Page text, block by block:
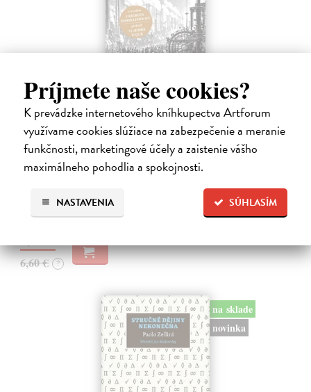
Príjmete naše cookies?
K prevádzke internetového kníhkupectva Artforum
využívame cookies slúžiace na zabezpečenie a meranie
funkčnosti, marketingové účely a zaistenie vášho
maximálneho pohodlia a spokojnosti.
SÚHLASÍM
NASTAVENIA
Memoár o chudobě
Tocqueville Alexis de
| Kniha
První český překlad méně známého díla jedné z nejvýznamnějších
osobností evropské politické filosofie 19. století je doplněn obšírnými
Na sklade ?
6,60 € ?
na sklade
novinka